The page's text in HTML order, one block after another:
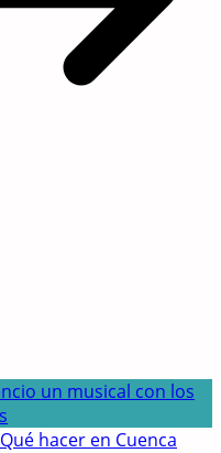
Qué hacer en Cuenca